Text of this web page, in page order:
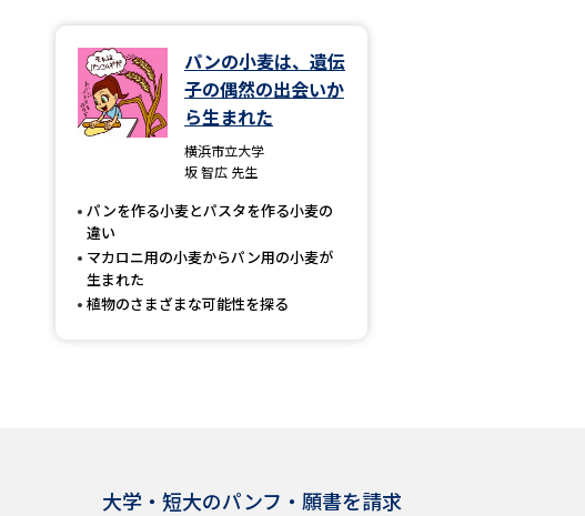
パンの小麦は、遺伝
子の偶然の出会いか
ら生まれた
横浜市立大学
坂 智広 先生
パンを作る小麦とパスタを作る小麦の
違い
マカロニ用の小麦からパン用の小麦が
生まれた
植物のさまざまな可能性を探る
大学・短大のパンフ・願書を請求